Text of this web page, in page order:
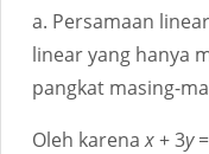
a. Persamaan
linear yang hanya
pangkat masing-
Oleh karenax+ 3y